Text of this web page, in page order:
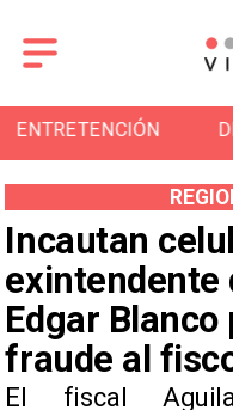
ENTRETENCIÓN
Incautan
exintendente
Edgar Blanco
fraude al
El fiscal